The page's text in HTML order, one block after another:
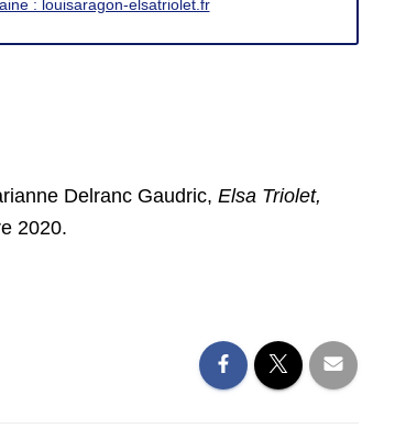
: louisaragon-elsatriolet.fr
Delranc Gaudric, Elsa Triolet,
2020.